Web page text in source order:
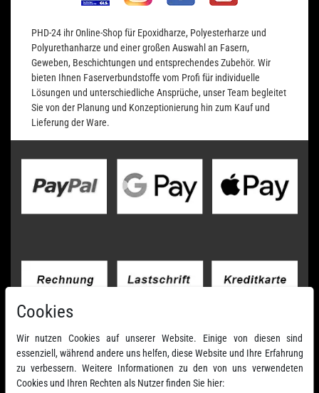
PHD-24 ihr Online-Shop für Epoxidharze, Polyesterharze und
Polyurethanharze und einer großen Auswahl an Fasern,
Geweben, Beschichtungen und entsprechendes Zubehör. Wir
bieten Ihnen Faserverbundstoffe vom Profi für individuelle
Lösungen und unterschiedliche Ansprüche, unser Team begleitet
Sie von der Planung und Konzeptionierung hin zum Kauf und
Lieferung der Ware.
Cookies
Wir nutzen Cookies auf unserer Website. Einige von diesen sind
essenziell, während andere uns helfen, diese Website und Ihre Erfahrung
zu verbessern. Weitere Informationen zu den von uns verwendeten
Cookies und Ihren Rechten als Nutzer finden Sie hier: